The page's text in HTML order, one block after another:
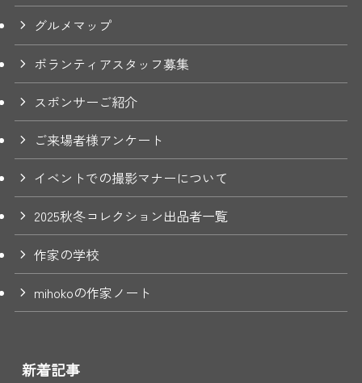
グルメマップ
ボランティアスタッフ募集
スポンサーご紹介
ご来場者様アンケート
イベントでの撮影マナーについて
2025秋冬コレクション出品者一覧
作家の学校
mihokoの作家ノート
新着記事